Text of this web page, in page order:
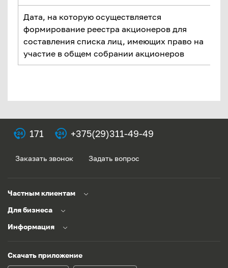
Дата, на которую осуществляется
формирование реестра акционеров для
составления списка лиц, имеющих право на
участие в общем собрании акционеров
171 +375(29)311-49-49
Заказать звонок Задать вопрос
Частным клиентам
Для бизнеса
Информация
Скачать приложение